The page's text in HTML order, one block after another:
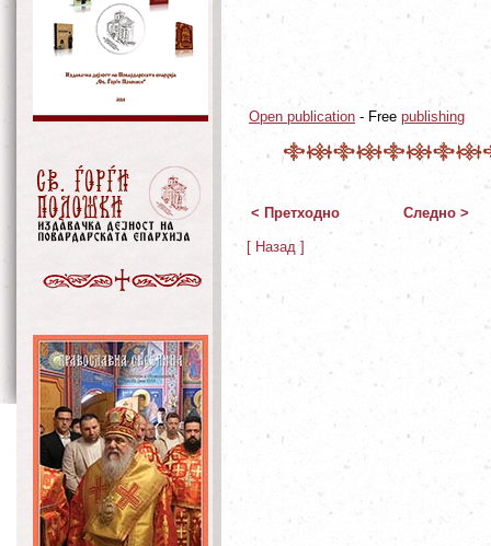
Open publication - Free publishing
< Претходно Следно >
[ Назад ]